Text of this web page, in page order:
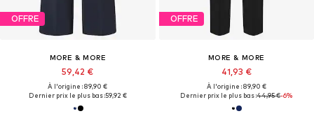
OFFRE
MORE & MORE
59,42 €
À l'origine : 89,90 €
Dernier prix le plus bas :59,92 €
OFFRE
MORE & MORE
41,93 €
À l'origine : 89,90 €
Dernier prix le plus bas :44,95 €-6%